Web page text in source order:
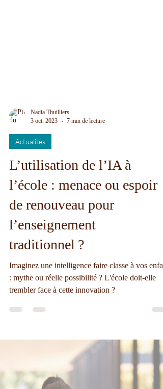
Nadia Thuilliers
3 oct. 2023
7 min de lecture
Actualités
L’utilisation de l’IA à
l’école : menace ou espoir
de renouveau pour
l’enseignement
traditionnel ?
: mythe ou réelle possibilité ? L'école doit-elle
trembler face à cette innovation ?